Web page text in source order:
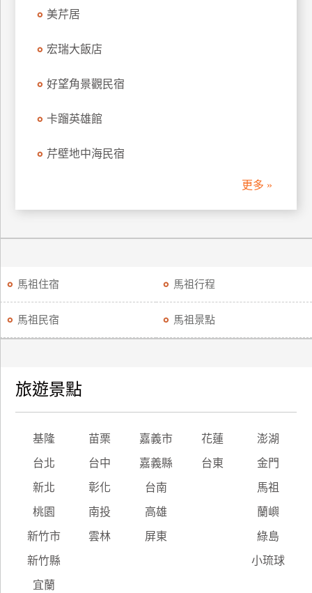
美芹居
宏瑞大飯店
好望角景觀民宿
卡蹓英雄館
芹壁地中海民宿
更多 »
馬祖住宿 馬祖行程
馬祖民宿 馬祖景點
旅遊景點
基隆 苗栗 嘉義市 花蓮 澎湖
台北 台中 嘉義縣 台東 金門
新北 彰化 台南 馬祖
桃園 南投 高雄 蘭嶼
新竹市 雲林 屏東 綠島
新竹縣 小琉球
宜蘭